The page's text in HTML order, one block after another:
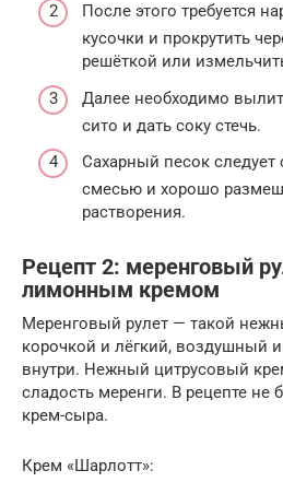
После этого требуется
кусочки и прокрутить
решёткой или
Далее необходимо
сито и дать соку стечь.
Сахарный песок следует
смесью и хорошо
растворения.
Рецепт 2: меренговый
лимонным кремом
Меренговый рулет — такой
корочкой и лёгкий, воздушный
внутри. Нежный цитрусовый
сладость меренги. В рецепте не
крем-сыра.
Крем «Шарлотт»: